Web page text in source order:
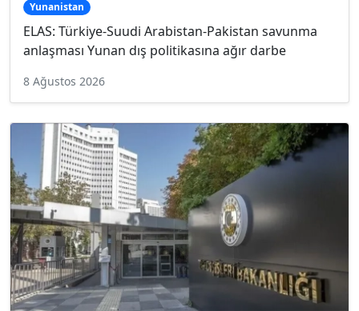
Yunanistan
ELAS: Türkiye-Suudi Arabistan-Pakistan savunma
anlaşması Yunan dış politikasına ağır darbe
8 Ağustos 2026